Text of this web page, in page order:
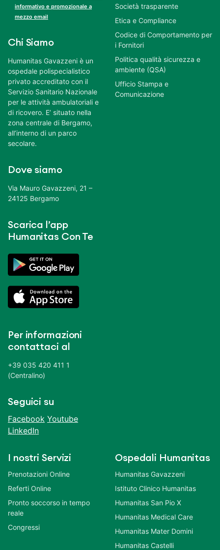
informativo e promozionale a
mezzo email
Chi Siamo
Humanitas Gavazzeni è un
ospedale polispecialistico
privato accreditato con il
Servizio Sanitario Nazionale
per le attività ambulatoriali e
di ricovero. E’ situato nella
zona centrale di Bergamo,
all’interno di un parco
secolare.
Dove siamo
Via Mauro Gavazzeni, 21 –
24125 Bergamo
Scarica l’app
Humanitas Con Te
Per informazioni
contattaci al
+39 035 420 411 1
(Centralino)
Seguici su
Facebook Youtube
LinkedIn
Società trasparente
Etica e Compliance
Codice di Comportamento per
i Fornitori
Politica qualità sicurezza e
ambiente (QSA)
Ufficio Stampa e
Comunicazione
I nostri Servizi
Prenotazioni Online
Referti Online
Pronto soccorso in tempo
reale
Congressi
Ospedali Humanitas
Humanitas Gavazzeni
Istituto Clinico Humanitas
Humanitas San Pio X
Humanitas Medical Care
Humanitas Mater Domini
Humanitas Castelli